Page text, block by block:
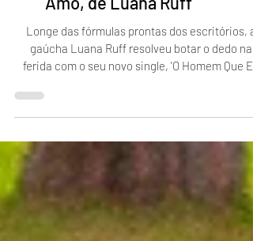
- Resenha O Homem que eu
Amo, de Luana Ruff
Longe das fórmulas prontas dos escritórios, a
ferida com o seu novo single, 'O Homem Que Eu
Amo'. Uma balada pop latina direta, sem verniz
teto na madrugada e insistir em uma saudade
o tempo não apaga.